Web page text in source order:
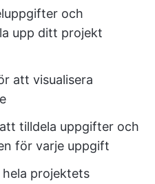
och
upp ditt projekt
att visualisera
tilldela uppgifter och
för varje uppgift
projektets